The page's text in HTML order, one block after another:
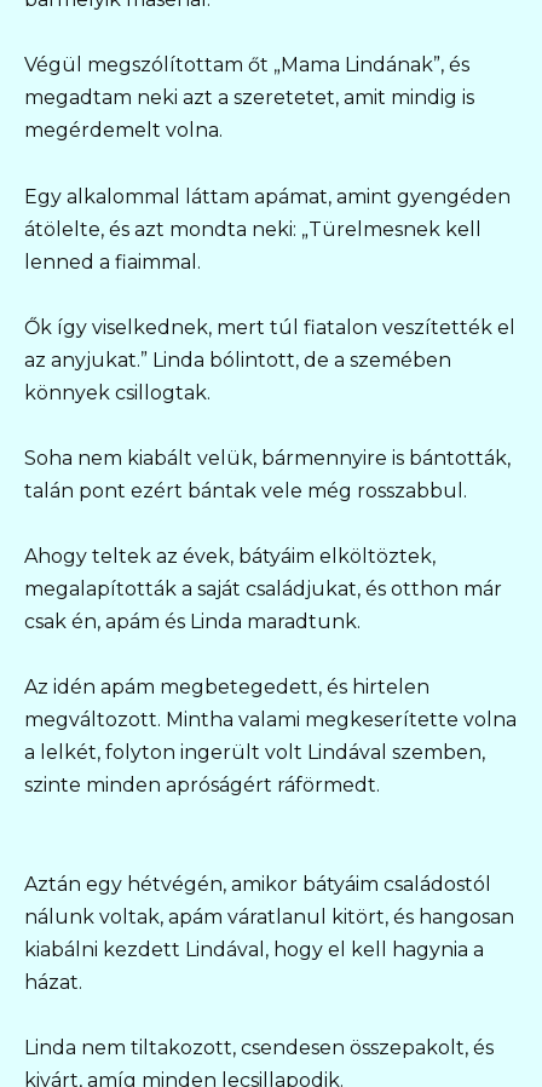
Végül megszólítottam őt „Mama Lindának”, és
megadtam neki azt a szeretetet, amit mindig is
megérdemelt volna.
Egy alkalommal láttam apámat, amint gyengéden
átölelte, és azt mondta neki: „Türelmesnek kell
lenned a fiaimmal.
Ők így viselkednek, mert túl fiatalon veszítették el
az anyjukat.” Linda bólintott, de a szemében
könnyek csillogtak.
Soha nem kiabált velük, bármennyire is bántották,
talán pont ezért bántak vele még rosszabbul.
Ahogy teltek az évek, bátyáim elköltöztek,
megalapították a saját családjukat, és otthon már
csak én, apám és Linda maradtunk.
Az idén apám megbetegedett, és hirtelen
megváltozott. Mintha valami megkeserítette volna
a lelkét, folyton ingerült volt Lindával szemben,
szinte minden apróságért ráförmedt.
Aztán egy hétvégén, amikor bátyáim családostól
nálunk voltak, apám váratlanul kitört, és hangosan
kiabálni kezdett Lindával, hogy el kell hagynia a
házat.
Linda nem tiltakozott, csendesen összepakolt, és
kivárt, amíg minden lecsillapodik.